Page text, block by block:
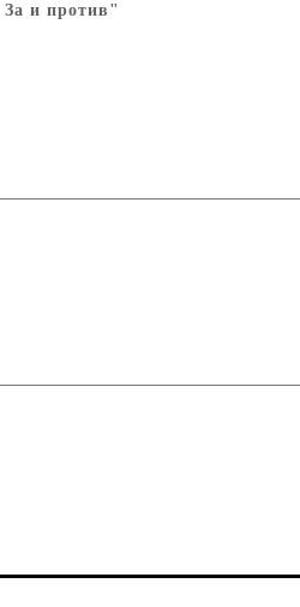
и против"